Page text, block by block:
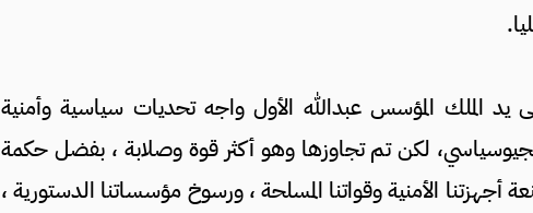
الملك المؤسس عبدالله الأول واجه تحديات سياسية وأمنية
لكن تم تجاوزها وهو أكثر قوة وصلابة ، بفضل حكمة
أجهزتنا الأمنية وقواتنا المسلحة ، ورسوخ مؤسساتنا الدستورية ،